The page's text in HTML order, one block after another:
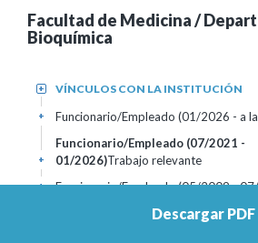
Facultad de Medicina /
Bioquímica
VÍNCULOS CON LA INSTITUCIÓN
+
Funcionario/Empleado (01/2026 - a
+
Funcionario/Empleado (07/2021 -
01/2026)Trabajo relevante
+
Funcionario/Empleado (05/2009 -
+
Funcionario/Empleado (06/1999 - 05/
Descargar PDF